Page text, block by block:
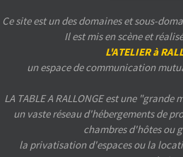
Ce site est un des domaines et sous-
Il est mis en scène et
L'ATELIER à
un espace de communication
LA TABLE A RALLONGE est une
un vaste réseau d'hébergements de
chambres d'hôtes ou
la privatisation d'espaces ou la